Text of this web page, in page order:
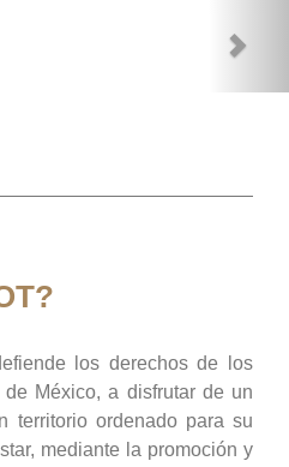
los derechos de los
México, a disfrutar de un
territorio ordenado para su
mediante la promoción y